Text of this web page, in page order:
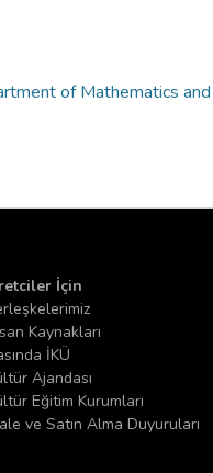
of Mathematics and
İçin
Kaynakları
İKÜ
Ajandası
Eğitim Kurumları
ve Satın Alma Duyuruları